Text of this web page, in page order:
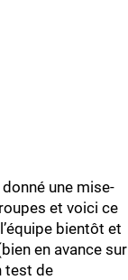
une mise-
et voici ce
bientôt et
en avance sur
test de